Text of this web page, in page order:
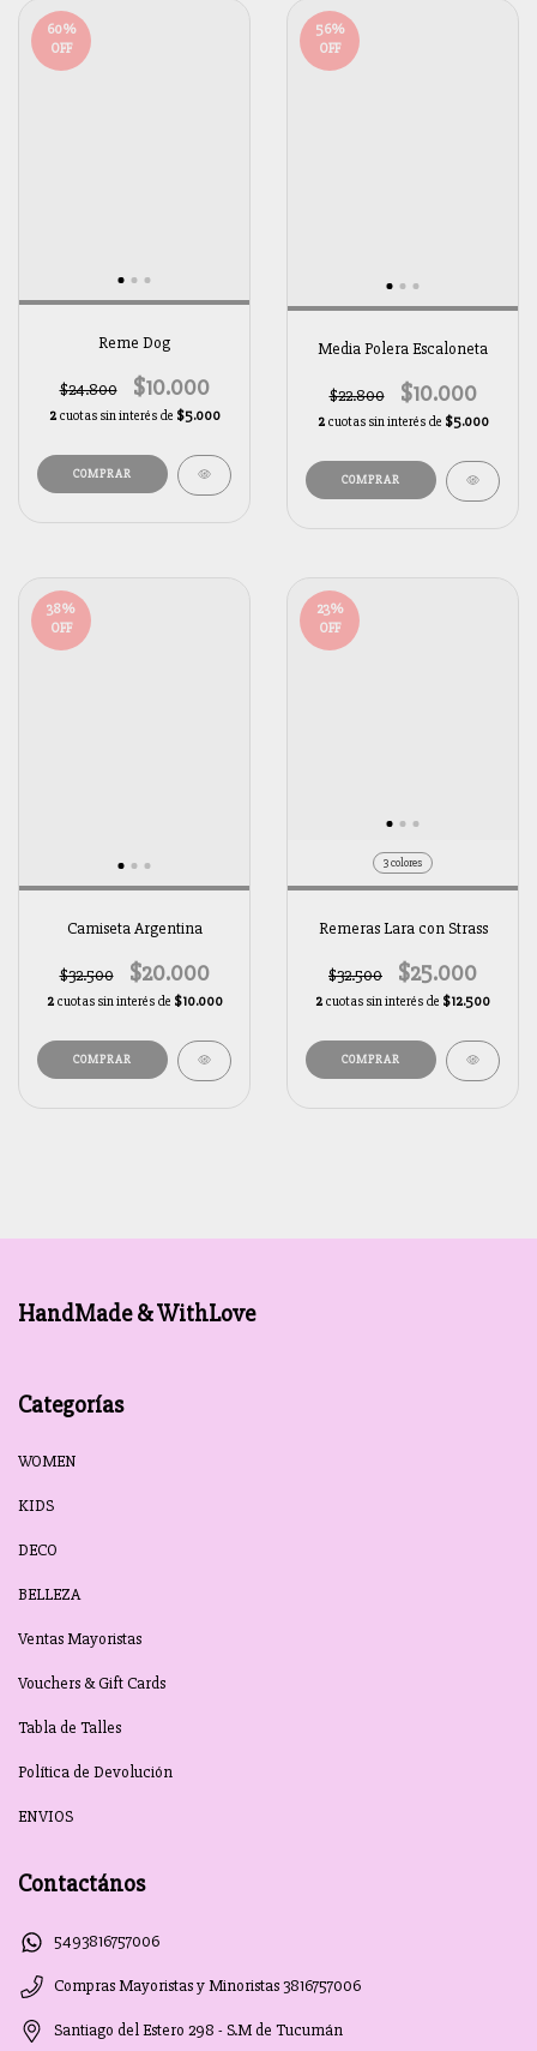
60%
OFF
Reme Dog
$24.800 $10.000
2 cuotas sin interés de $5.000
56%
OFF
Media Polera Escaloneta
$22.800 $10.000
2 cuotas sin interés de $5.000
38%
OFF
Camiseta Argentina
$32.500 $20.000
2 cuotas sin interés de $10.000
23%
OFF
3 colores
Remeras Lara con Strass
$32.500 $25.000
2 cuotas sin interés de $12.500
COMPRAR
HandMade & WithLove
Categorías
WOMEN
KIDS
DECO
BELLEZA
Ventas Mayoristas
Vouchers & Gift Cards
Tabla de Talles
Política de Devolución
ENVIOS
Contactános
5493816757006
Compras Mayoristas y Minoristas 3816757006
Santiago del Estero 298 - S.M de Tucumán